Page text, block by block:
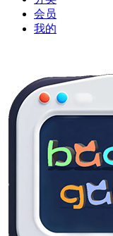
会员
我的